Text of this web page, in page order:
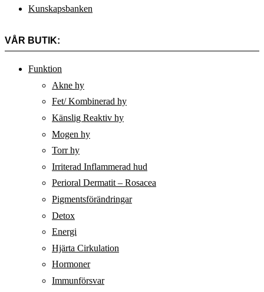
Kunskapsbanken
VÅR BUTIK:
Funktion
Akne hy
Fet/ Kombinerad hy
Känslig Reaktiv hy
Mogen hy
Torr hy
Irriterad Inflammerad hud
Perioral Dermatit – Rosacea
Pigmentsförändringar
Detox
Energi
Hjärta Cirkulation
Hormoner
Immunförsvar